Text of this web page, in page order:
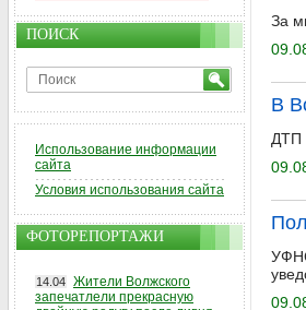
За
В
ДТП
ПОИСК
Использование информации
сайта
Условия использования сайта
ФОТОРЕПОРТАЖИ
14.04 Жители Волжского
запечатлели прекрасную